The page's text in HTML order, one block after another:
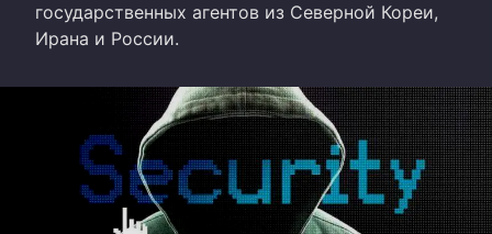
государственных агентов из Северной Кореи,
Ирана и России.